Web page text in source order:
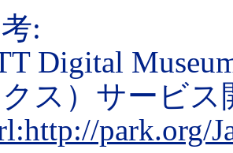
:
Digital
ス）サービス
park.org/